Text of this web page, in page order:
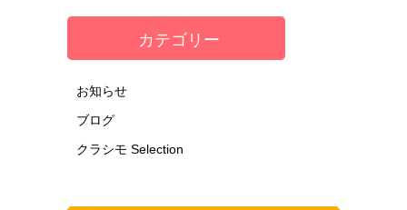
カテゴリー
お知らせ
ブログ
クラシモ Selection